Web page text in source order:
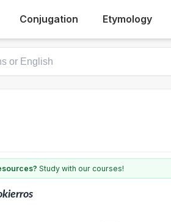
Conjugation Etymology
Study with our courses!